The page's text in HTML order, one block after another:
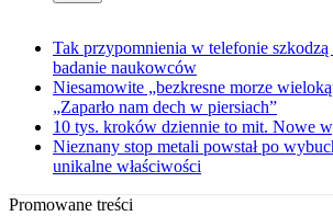
Tak przypomnienia w telefonie szkodzą
badanie naukowców
Niesamowite „bezkresne morze
„Zaparło nam dech w piersiach”
10 tys. kroków dziennie to mit. Nowe
Nieznany stop metali powstał po
unikalne właściwości
Promowane treści